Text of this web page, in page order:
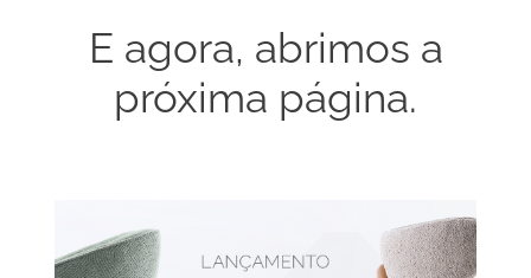
E agora, abrimos a
próxima página.